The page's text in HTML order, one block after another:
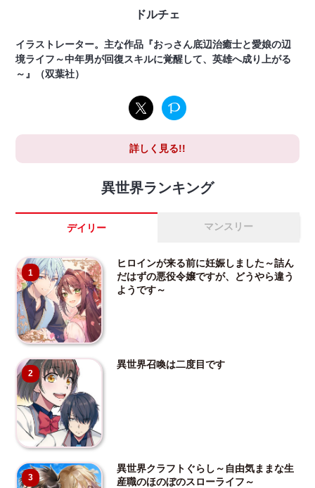
ドルチェ
イラストレーター。主な作品『おっさん底辺治癒士と愛娘の辺
境ライフ～中年男が回復スキルに覚醒して、英雄へ成り上がる
～』（双葉社）
詳しく見る!!
異世界ランキング
デイリー マンスリー
1
ヒロインが来る前に妊娠しました～詰ん
だはずの悪役令嬢ですが、どうやら違う
ようです～
2
異世界召喚は二度目です
3
異世界クラフトぐらし～自由気ままな生
産職のほのぼのスローライフ～